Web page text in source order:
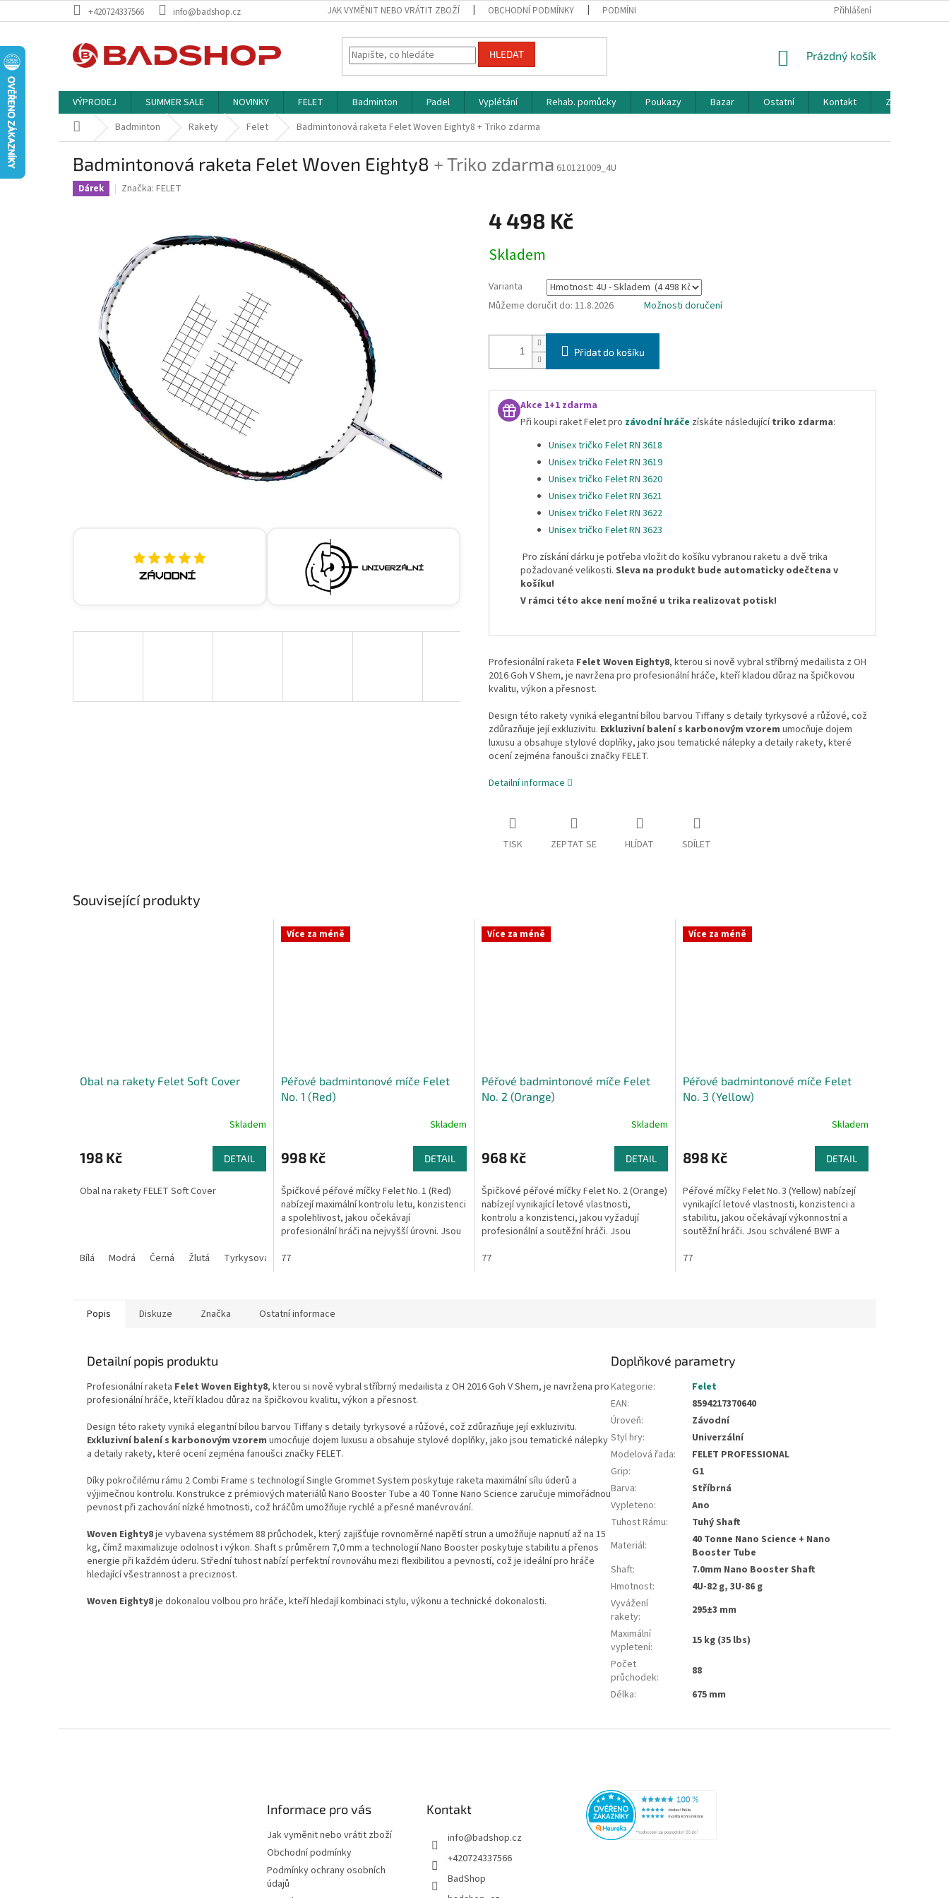
na
+420724337566 info@badshop.cz JAK VYMĚNIT NEBO VRÁTIT ZBOŽÍ OBCHODNÍ PODMÍNKY PODMÍNKY OCHRANY OSOBNÍCH ÚDAJŮ DOTAZ
Přihlášení
HLEDAT
NÁKUPNÍ
Prázdný košík
VÝPRODEJ SUMMER SALE NOVINKY FELET Badminton Padel Vyplétání Rehab. pomůcky Poukazy Bazar Ostatní Kontakt
Značky
Domů Badminton Rakety Felet Badmintonová raketa Felet Woven Eighty8 + Triko zdarma
Badmintonová raketa Felet Woven Eighty8 + Triko zdarma 610121009_4U
Dárek Značka: FELET
4 498 Kč
cena:
Skladem
Varianta
Můžeme doručit do: 11.8.2026 Možnosti doručení
Přidat do košíku
Akce 1+1 zdarma
Při koupi raket Felet pro závodní hráče získáte následujícítriko zdarma:
Unisex tričko Felet RN 3618
Unisex tričko Felet RN 3619
Unisex tričko Felet RN 3620
Unisex tričko Felet RN 3621
Unisex tričko Felet RN 3622
Unisex tričko Felet RN 3623
Pro získání dárku je potřeba vložit do košíku vybranou raketu a dvě trika
požadované velikosti. Sleva na produkt bude automaticky odečtena v
košíku!
V rámci této akce není možné u trika realizovat potisk!
Profesionální raketa Felet Woven Eighty8, kterou si nově vybral stříbrný medailista z OH
2016 Goh V Shem, je navržena pro profesionální hráče, kteří kladou důraz na špičkovou
kvalitu, výkon a přesnost.
Design této rakety vyniká elegantní bílou barvou Tiffany s detaily tyrkysové a růžové, což
zdůrazňuje její exkluzivitu. Exkluzivní balení s karbonovým vzorem umocňuje dojem
luxusu a obsahuje stylové doplňky, jako jsou tematické nálepky a detaily rakety, které
ocení zejména fanoušci značky FELET.
Detailní informace
TISK ZEPTAT SE HLÍDAT SDÍLET
Související produkty
Obal na rakety Felet Soft Cover
Skladem
198 Kč DETAIL
Obal na rakety FELET Soft Cover
Bílá Modrá Černá Žlutá Tyrkysová
Více za méně
Péřové badmintonové míče Felet
No. 1 (Red)
Skladem
998 Kč DETAIL
Špičkové péřové míčky Felet No. 1 (Red)
nabízejí maximální kontrolu letu, konzistenci
a spolehlivost, jakou očekávají
profesionální hráči na nejvyšší úrovni. Jsou
77
Více za méně
Péřové badmintonové míče Felet
No. 2 (Orange)
Skladem
968 Kč DETAIL
Špičkové péřové míčky Felet No. 2 (Orange)
nabízejí vynikající letové vlastnosti,
kontrolu a konzistenci, jakou vyžadují
profesionální a soutěžní hráči. Jsou
77
Více za méně
Péřové badmintonové míče Felet
No. 3 (Yellow)
Skladem
898 Kč DETAIL
Péřové míčky Felet No. 3 (Yellow) nabízejí
vynikající letové vlastnosti, konzistenci a
stabilitu, jakou očekávají výkonnostní a
soutěžní hráči. Jsou schválené BWF a
77
Popis Diskuze Značka Ostatní informace
Detailní popis produktu
Profesionální raketa Felet Woven Eighty8, kterou si nově vybral stříbrný medailista z OH 2016 Goh V Shem, je navržena pro
profesionální hráče, kteří kladou důraz na špičkovou kvalitu, výkon a přesnost.
Design této rakety vyniká elegantní bílou barvou Tiffany s detaily tyrkysové a růžové, což zdůrazňuje její exkluzivitu.
Exkluzivní balení s karbonovým vzorem umocňuje dojem luxusu a obsahuje stylové doplňky, jako jsou tematické nálepky
a detaily rakety, které ocení zejména fanoušci značky FELET.
Díky pokročilému rámu 2 Combi Frame s technologií Single Grommet System poskytuje raketa maximální sílu úderů a
výjimečnou kontrolu. Konstrukce z prémiových materiálů Nano Booster Tube a 40 Tonne Nano Science zaručuje mimořádnou
pevnost při zachování nízké hmotnosti, což hráčům umožňuje rychlé a přesné manévrování.
Woven Eighty8je vybavena systémem 88 průchodek, který zajišťuje rovnoměrné napětí strun a umožňuje napnutí až na 15
kg, čímž maximalizuje odolnost i výkon. Shaft s průměrem 7,0 mm a technologií Nano Booster poskytuje stabilitu a přenos
energie při každém úderu. Střední tuhost nabízí perfektní rovnováhu mezi flexibilitou a pevností, což je ideální pro hráče
hledající všestrannost a preciznost.
Woven Eighty8je dokonalou volbou pro hráče, kteří hledají kombinaci stylu, výkonu a technické dokonalosti.
Doplňkové parametry
Kategorie:
Felet
EAN:
8594217370640
Úroveň:
Závodní
Styl hry:
Univerzální
Modelová řada:
FELET PROFESSIONAL
Grip:
G1
Barva:
Stříbrná
Vypleteno:
Ano
Tuhost Rámu:
Tuhý Shaft
Materiál:
40 Tonne Nano Science + Nano
Booster Tube
Shaft:
7.0mm Nano Booster Shaft
Hmotnost:
4U-82 g, 3U-86 g
Vyvážení
rakety:
295±3 mm
Maximální
vypletení:
15 kg (35 lbs)
Počet
průchodek:
88
Délka: 675 mm
Informace pro vás
Jak vyměnit nebo vrátit zboží
Obchodní podmínky
Podmínky ochrany osobních
údajů
Kontakt
info@badshop.cz
+420724337566
BadShop